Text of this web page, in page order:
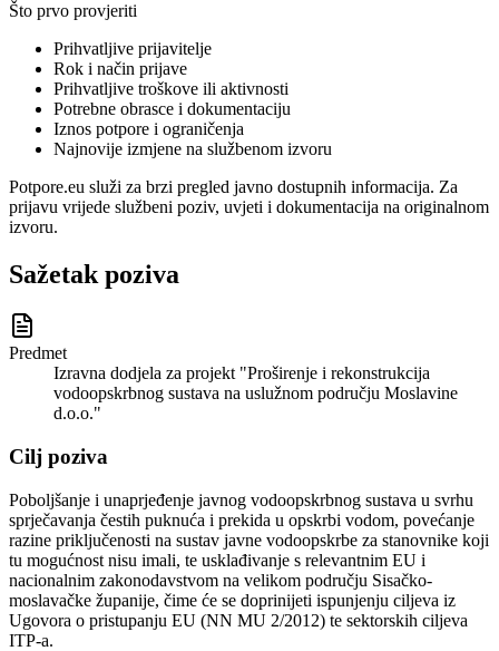
Što prvo provjeriti
Prihvatljive prijavitelje
Rok i način prijave
Prihvatljive troškove ili aktivnosti
Potrebne obrasce i dokumentaciju
Iznos potpore i ograničenja
Najnovije izmjene na službenom izvoru
Potpore.eu služi za brzi pregled javno dostupnih informacija. Za
prijavu vrijede službeni poziv, uvjeti i dokumentacija na originalnom
izvoru.
Sažetak poziva
Predmet
Izravna dodjela za projekt "Proširenje i rekonstrukcija
vodoopskrbnog sustava na uslužnom području Moslavine
d.o.o."
Cilj poziva
Poboljšanje i unaprjeđenje javnog vodoopskrbnog sustava u svrhu
sprječavanja čestih puknuća i prekida u opskrbi vodom, povećanje
razine priključenosti na sustav javne vodoopskrbe za stanovnike koji
tu mogućnost nisu imali, te usklađivanje s relevantnim EU i
nacionalnim zakonodavstvom na velikom području Sisačko-
moslavačke županije, čime će se doprinijeti ispunjenju ciljeva iz
Ugovora o pristupanju EU (NN MU 2/2012) te sektorskih ciljeva
ITP-a.